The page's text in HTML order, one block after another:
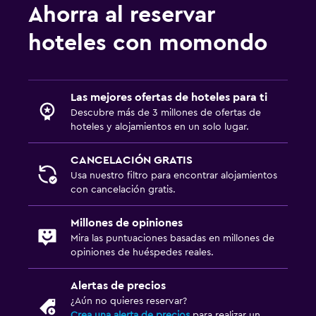
Terraza/patio
Parrilla
Estacionamiento y transporte
Traslado al aeropuerto (con cargos)
Estacionamiento gratuito
Estacionamiento privado
Servicio de traslado (cargo adicional)
Carga de vehículos eléctricos
Actividades
Juegos de mesa/rompecabezas
Ahorra al reservar
hoteles con momondo
Las mejores ofertas de hoteles para ti
Descubre más de 3 millones de ofertas de
hoteles y alojamientos en un solo lugar.
CANCELACIÓN GRATIS
Usa nuestro filtro para encontrar alojamientos
con cancelación gratis.
Millones de opiniones
Mira las puntuaciones basadas en millones de
opiniones de huéspedes reales.
Alertas de precios
¿Aún no quieres reservar?